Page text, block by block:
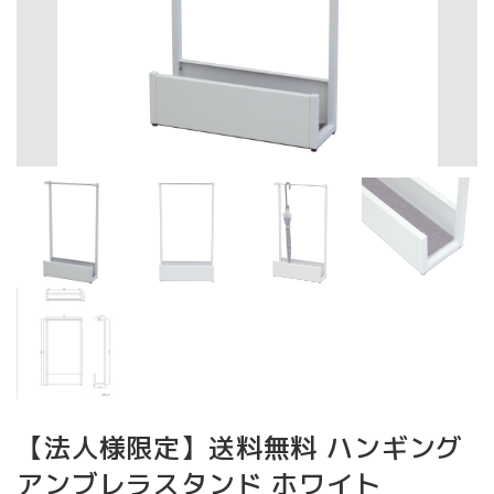
【法人様限定】送料無料 ハンギング
アンブレラスタンド ホワイト